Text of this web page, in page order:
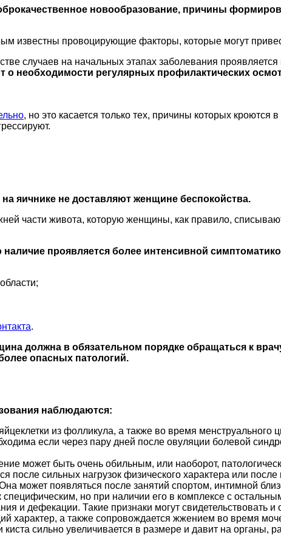
новообразование, причины
известны провоцирующие факторы, которые могут
случаев на начальных этапах заболевания
о необходимости регулярных профилактических
, но это касается только тех, причины которых
яичнике не доставляют женщине беспокойства.
части живота, которую женщины, как правило,
наличие проявляется более интенсивной
.
должна в обязательном порядке обращаться к
опасных патологий.
наблюдаются:
из фолликула, а также во время менструального
если через пару дней после овуляции болевой
может быть очень обильным, или наоборот,
после сильных нагрузок физического характера или после
может появляться после занятий спортом, интимной
специфическим, но при наличии его в комплексе с
и дефекации. Такие признаки могут свидетельствовать
характер, а также сопровождается жжением во время
киста сильно увеличивается в размере и давит на органы,